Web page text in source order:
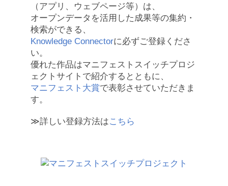
（アプリ、ウェブページ等）は、
オープンデータを活用した成果等の集約・
検索ができる、
Knowledge Connectorに必ずご登録くださ
い。
優れた作品はマニフェストスイッチプロジ
ェクトサイトで紹介するとともに、
マニフェスト大賞で表彰させていただきま
す。
≫詳しい登録方法はこちら